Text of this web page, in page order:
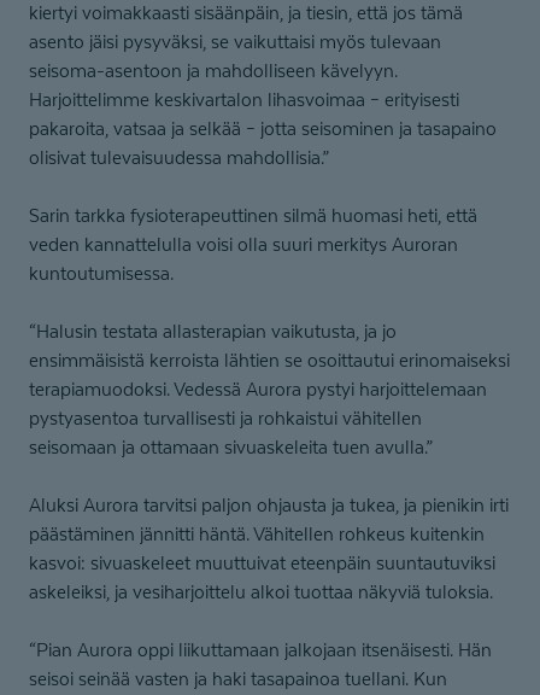
kiertyi voimakkaasti sisäänpäin, ja tiesin, että jos tämä
asento jäisi pysyväksi, se vaikuttaisi myös tulevaan
seisoma-asentoon ja mahdolliseen kävelyyn.
Harjoittelimme keskivartalon lihasvoimaa – erityisesti
pakaroita, vatsaa ja selkää – jotta seisominen ja tasapaino
olisivat tulevaisuudessa mahdollisia.”
Sarin tarkka fysioterapeuttinen silmä huomasi heti, että
veden kannattelulla voisi olla suuri merkitys Auroran
kuntoutumisessa.
“Halusin testata allasterapian vaikutusta, ja jo
ensimmäisistä kerroista lähtien se osoittautui erinomaiseksi
terapiamuodoksi. Vedessä Aurora pystyi harjoittelemaan
pystyasentoa turvallisesti ja rohkaistui vähitellen
seisomaan ja ottamaan sivuaskeleita tuen avulla.”
Aluksi Aurora tarvitsi paljon ohjausta ja tukea, ja pienikin irti
päästäminen jännitti häntä. Vähitellen rohkeus kuitenkin
kasvoi: sivuaskeleet muuttuivat eteenpäin suuntautuviksi
askeleiksi, ja vesiharjoittelu alkoi tuottaa näkyviä tuloksia.
“Pian Aurora oppi liikuttamaan jalkojaan itsenäisesti. Hän
seisoi seinää vasten ja haki tasapainoa tuellani. Kun